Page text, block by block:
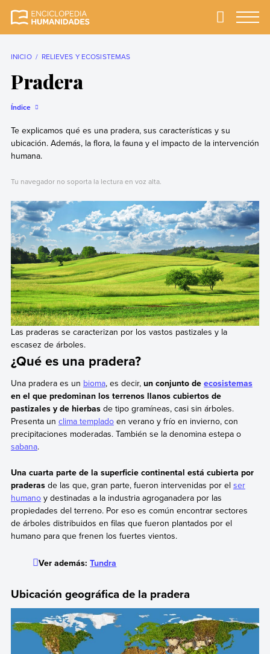
completa y más
Primary
INICIO RELIEVES Y ECOSISTEMAS
Pradera
Índice
Te explicamos qué es una pradera, sus características y su
ubicación. Además, la flora, la fauna y el impacto de la intervención
humana.
Tu navegador no soporta la lectura en voz alta.
Las praderas se caracterizan por los vastos pastizales y la
escasez de árboles.
¿Qué es una pradera?
Una pradera es un bioma, es decir, un conjunto de ecosistemas
en el que predominan los terrenos llanos cubiertos de
pastizales y de hierbasde tipo gramíneas, casi sin árboles.
Presenta un clima templadoen verano y frío en invierno, con
precipitaciones moderadas. También se la denomina estepa o
sabana.
Una cuarta parte de la superficie continental está cubierta por
praderasde las que, gran parte, fueron intervenidas por el ser
humanoy destinadas a la industria agroganadera por las
propiedades del terreno. Por eso es común encontrar sectores
de árboles distribuidos en filas que fueron plantados por el
humano para que frenen los fuertes vientos.
Ver además:Tundra
Ubicación geográfica de la pradera